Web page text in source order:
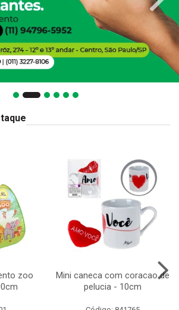
zoo
Mini caneca com coracao de
pelucia - 10cm